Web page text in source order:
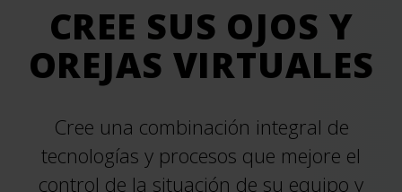
CREE SUS OJOS Y
OREJAS VIRTUALES
Cree una combinación integral de
tecnologías y procesos que mejore el
control de la situación de su equipo y